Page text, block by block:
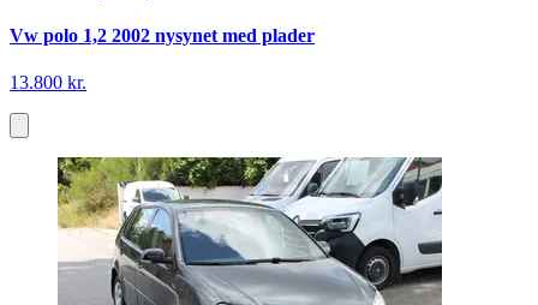
Vw polo 1,2 2002 nysynet med plader
13.800 kr.